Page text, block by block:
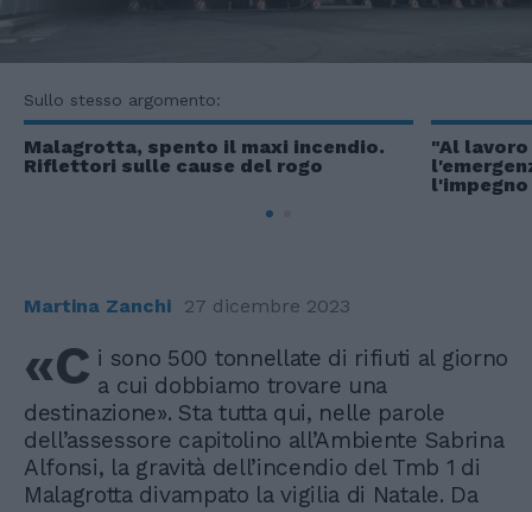
Sullo stesso argomento:
Malagrotta, spento il maxi incendio.
Riflettori sulle cause del rogo
"Al
l'impegno
Martina Zanchi 27 dicembre 2023
«C i sono 500 tonnellate di rifiuti al giorno
a cui dobbiamo trovare una
destinazione». Sta tutta qui, nelle parole
dell’assessore capitolino all’Ambiente Sabrina
Alfonsi, la gravità dell’incendio del Tmb 1 di
Malagrotta divampato la vigilia di Natale. Da